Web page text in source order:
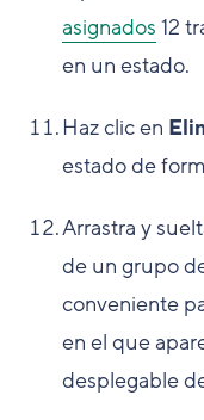
asignados 12
en un estado.
Haz clic en
estado de
Arrastra y
de un grupo
conveniente
en el que
desplegable